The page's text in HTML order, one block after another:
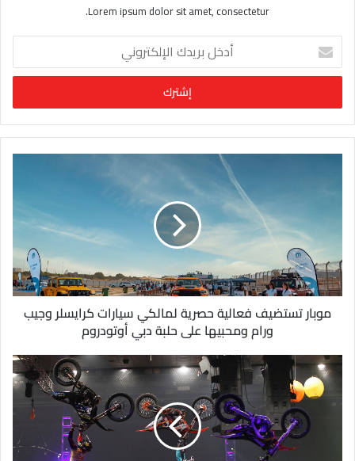
Lorem ipsum dolor sit amet, consectetur.
خ
ب
ر
ي
د
ل
ك
ت
ر
موبار تستضيف فعالية حصرية لمالكي سيارات كرايسلر وجيب
ورام ومحبيها على حلبة دبي أوتودروم